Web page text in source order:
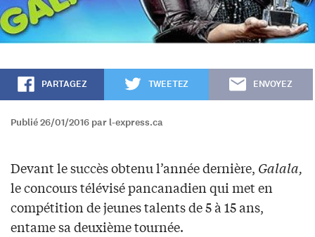
PARTAGEZ TWEETEZ ENVOYEZ
Publié 26/01/2016 par l-express.ca
Devant le succès obtenu l’année dernière, Galala,
le concours télévisé pancanadien qui met en
compétition de jeunes talents de 5 à 15 ans,
entame sa deuxième tournée.